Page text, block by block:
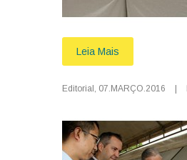
Leia Mais
Editorial , 07.MARÇO.2016